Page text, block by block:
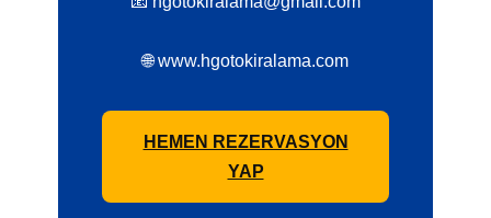
🌐 www.hgotokiralama.com
HEMEN REZERVASYON
YAP